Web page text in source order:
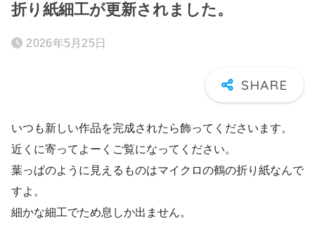
折り紙細工が更新されました。
2026年5月25日
いつも新しい作品を完成されたら飾ってくださいます。
近くに寄ってよーくご覧になってください。
葉っぱのように見えるものはマイクロの鶴の折り紙なんで
すよ。
細かな細工でため息しか出ません。